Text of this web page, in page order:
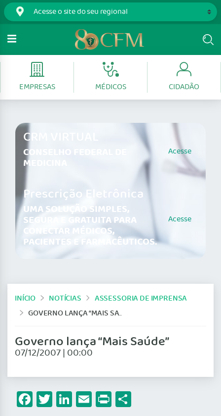
EMPRESAS MÉDICOS CIDADÃO
CRM VIRTUAL
CONSELHO FEDERAL DE
MEDICINA
Acesse
Prescrição Eletrônica
UMA SOLUÇÃO SIMPLES,
SEGURA E GRATUITA PARA
CONECTAR MÉDICOS,
PACIENTES E FARMACÊUTICOS.
Acesse
INÍCIO NOTÍCIAS
ASSESSORIA DE IMPRENSA
GOVERNO LANÇA “MAIS SAÚDE”
Governo lança “Mais Saúde”
07/12/2007 | 00:00
Facebook
Twitter
LinkedIn
Email
Print